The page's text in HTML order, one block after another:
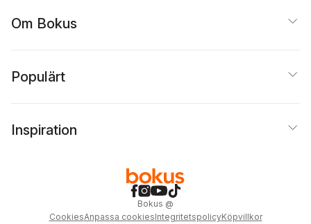
Om Bokus
Populärt
Inspiration
Bokus @
CookiesAnpassa cookiesIntegritetspolicyKöpvillkor